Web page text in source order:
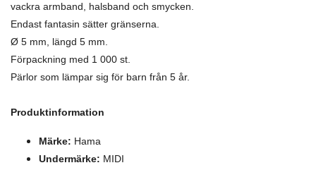
vackra armband, halsband och smycken.
Endast fantasin sätter gränserna.
Ø 5 mm, längd 5 mm.
Förpackning med 1 000 st.
Pärlor som lämpar sig för barn från 5 år.
Produktinformation
Märke: Hama
Undermärke: MIDI